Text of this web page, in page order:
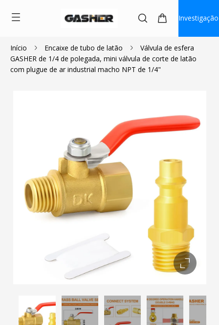
Investigação
Início Encaixe de tubo de latão
Válvula de esfera
GASHER de 1/4 de polegada, mini válvula de corte de latão
com plugue de ar industrial macho NPT de 1/4"
$8.49